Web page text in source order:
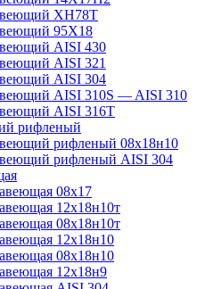
ХН78Т
95Х18
AISI 430
AISI 321
AISI 304
AISI 310S — AISI 310
AISI 316T
рифленый
рифленый 08х18н10
рифленый AISI 304
08х17
12х18н10т
08х18н10т
12х18н10
08х18н10
12х18н9